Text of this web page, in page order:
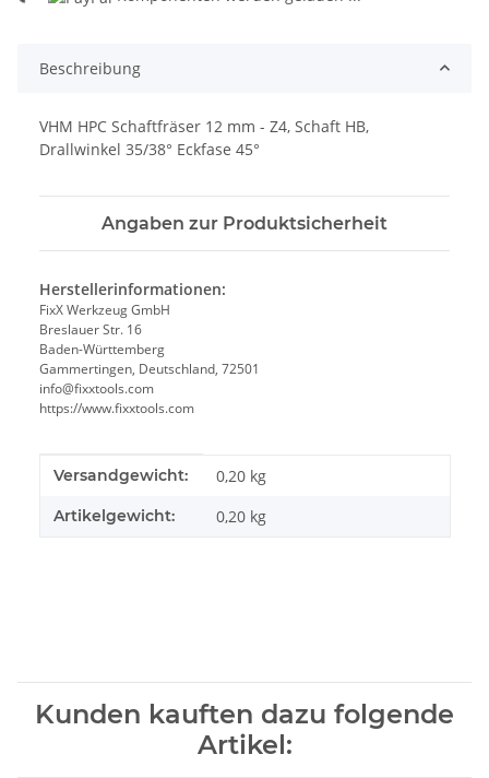
Beschreibung
VHM HPC Schaftfräser 12 mm - Z4, Schaft HB,
Drallwinkel 35/38° Eckfase 45°
Angaben zur Produktsicherheit
Herstellerinformationen:
FixX Werkzeug GmbH
Breslauer Str. 16
Baden-Württemberg
Gammertingen, Deutschland, 72501
info@fixxtools.com
https://www.fixxtools.com
Produkteigenschaft
Wert
Versandgewicht: 0,20 kg
Artikelgewicht: 0,20 kg
Kunden kauften dazu folgende
Artikel: